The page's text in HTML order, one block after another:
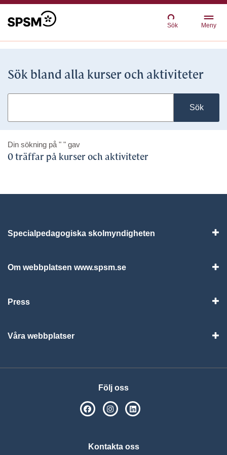
Sök Meny
Sök bland alla kurser och aktiviteter
Sök
Din sökning på " " gav
0 träffar på kurser och aktiviteter
Specialpedagogiska skolmyndigheten
Om webbplatsen www.spsm.se
Press
Våra webbplatser
Följ oss
SPSM på Facebook
SPSM på Instagram
Kontakta oss